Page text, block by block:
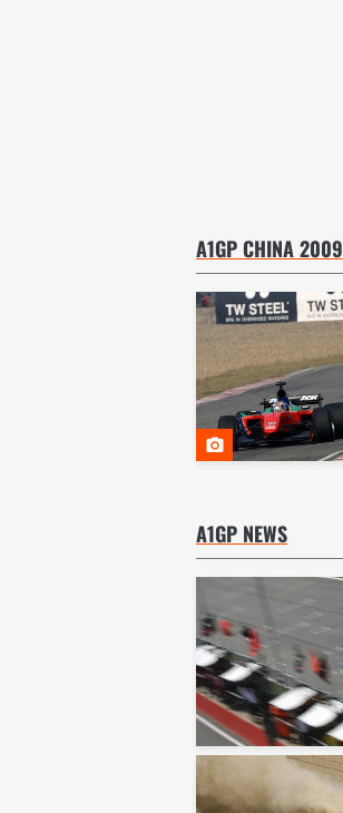
A1GP CHINA 2009
A1GP NEWS